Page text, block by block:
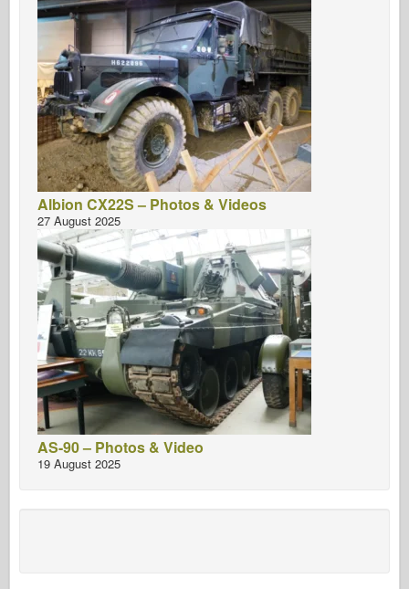
Albion CX22S – Photos & Videos
27 August 2025
AS-90 – Photos & Video
19 August 2025